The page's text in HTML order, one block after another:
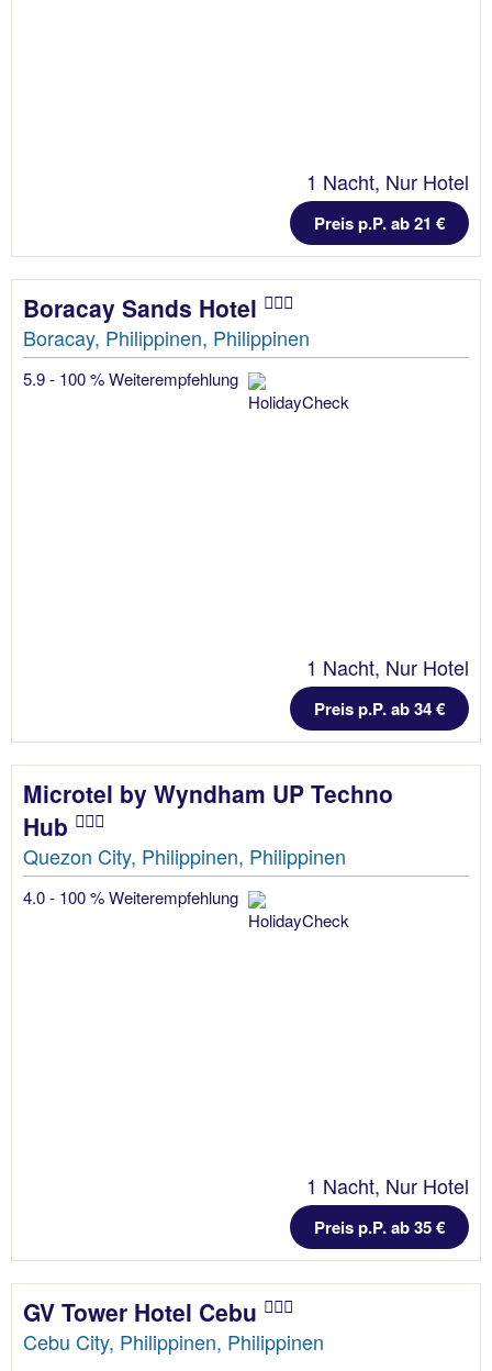
1 Nacht, Nur Hotel
Preis p.P. ab 21 €
Boracay Sands Hotel
Boracay, Philippinen, Philippinen
5.9 - 100 % Weiterempfehlung
1 Nacht, Nur Hotel
Preis p.P. ab 34 €
Microtel by Wyndham UP Techno
Hub
Quezon City, Philippinen, Philippinen
4.0 - 100 % Weiterempfehlung
1 Nacht, Nur Hotel
Preis p.P. ab 35 €
GV Tower Hotel Cebu
Cebu City, Philippinen, Philippinen